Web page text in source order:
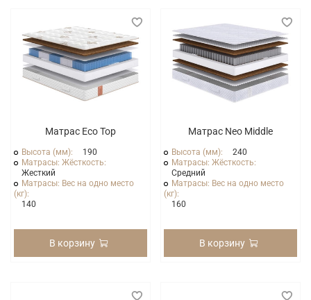
Матрас Eco Top
Высота (мм):
190
Матрасы: Жёсткость:
Жесткий
Матрасы: Вес на одно место
(кг):
140
В корзину
Матрас Neo Middle
Высота (мм):
240
Матрасы: Жёсткость:
Средний
Матрасы: Вес на одно место
(кг):
160
В корзину